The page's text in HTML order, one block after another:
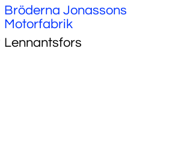
Bröderna Jonassons
Motorfabrik
Lennantsfors